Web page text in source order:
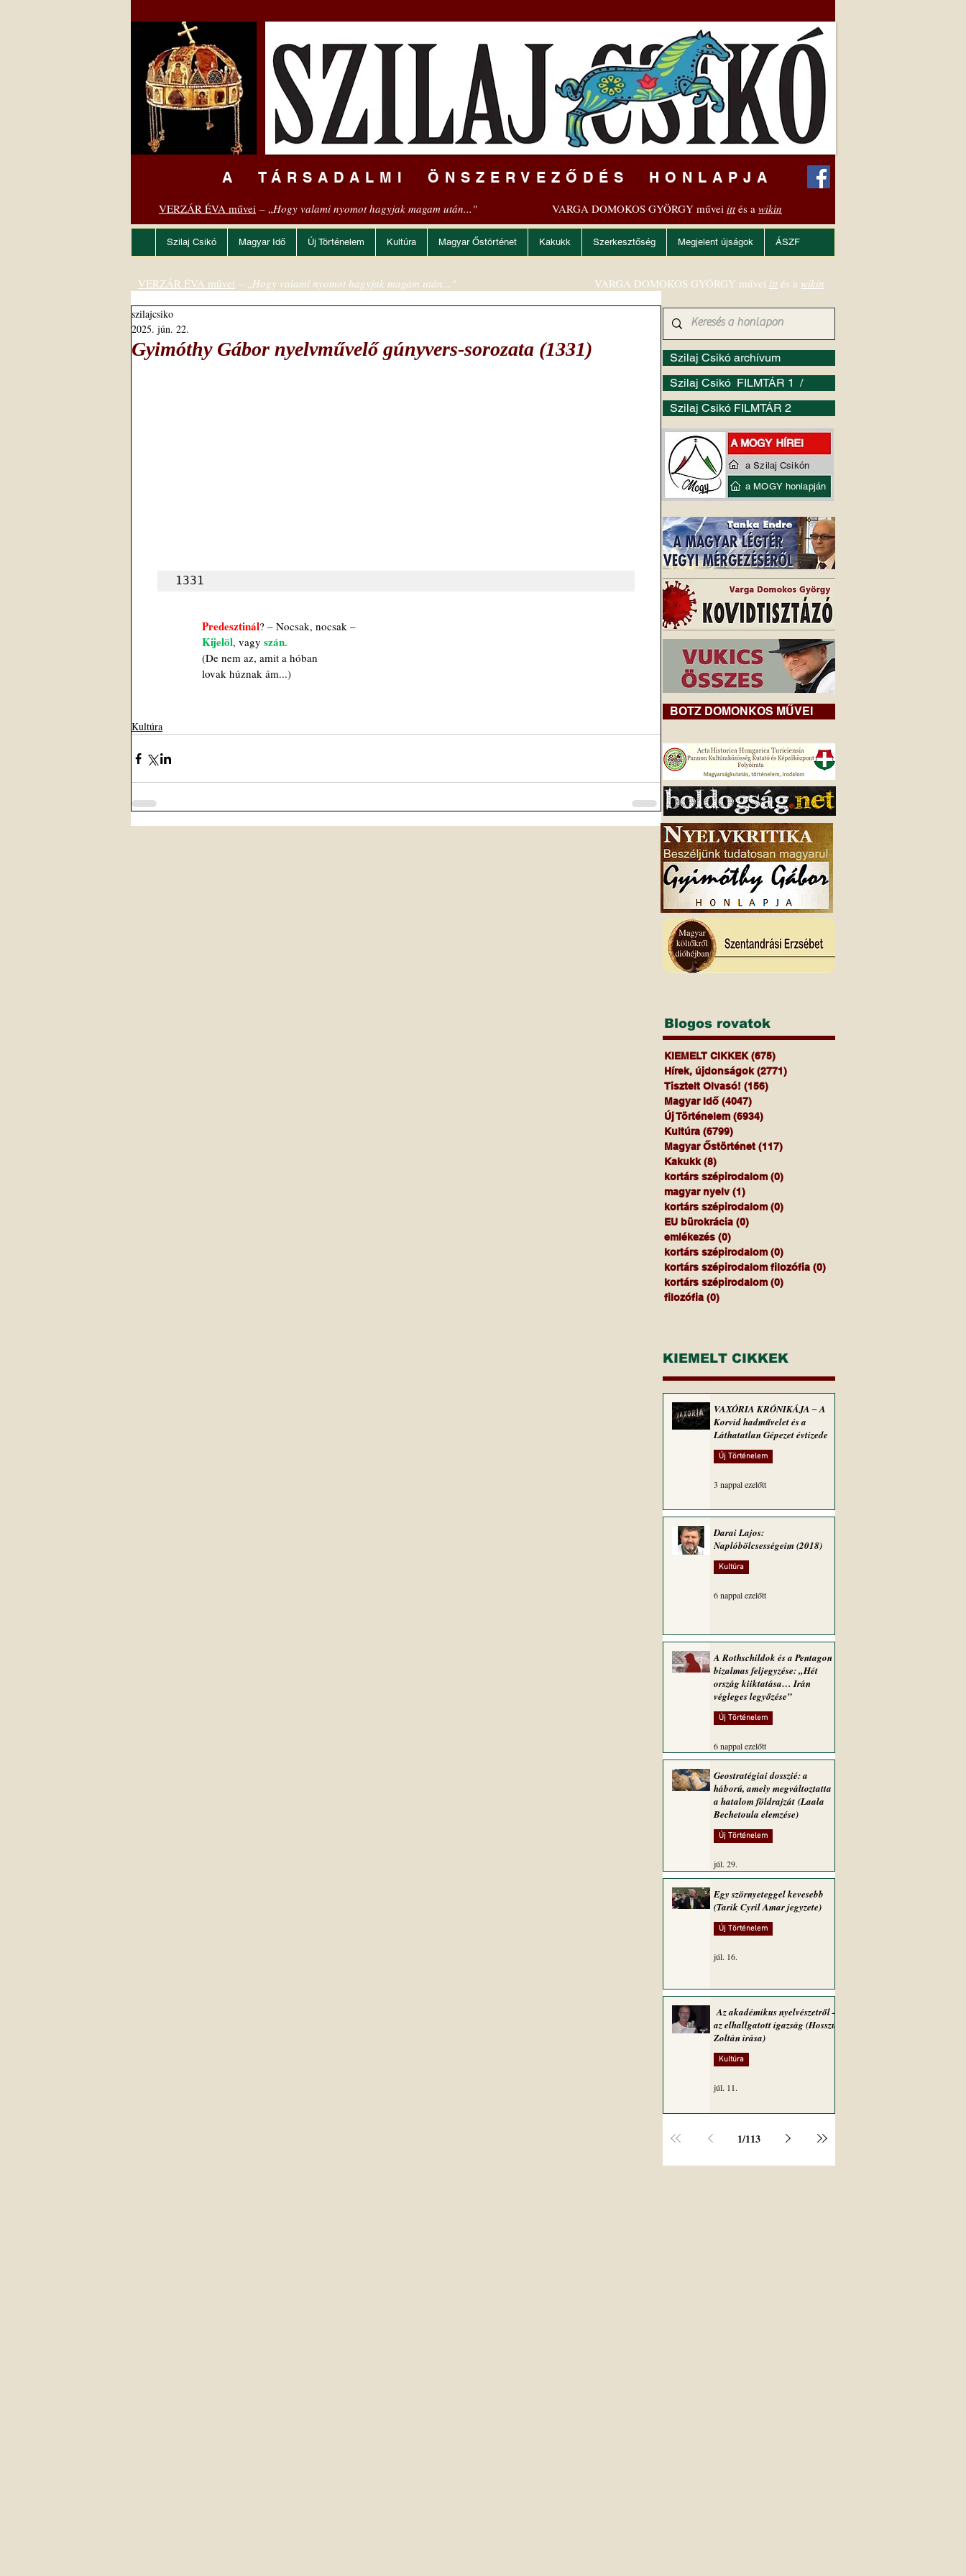
A TÁRSADALMI ÖNSZERVEZŐDÉS HONLAPJA
VERZÁR ÉVA művei – „Hogy valami nyomot hagyjak magam után..." VARGA DOMOKOS GYÖRGY művei ittés a wikin
Szilaj Csikó Magyar Idő Új Történelem Kultúra Magyar Őstörténet Kakukk Szerkesztőség Megjelent újságok ÁSZF
Gyimóthy Gábor nyelvművelő gúnyvers-sorozata (1331)
szilajcsiko
2025. jún. 22.
1331
Predesztinál? – Nocsak, nocsak –
Kijelöl, vagy szán.
(De nem az, amit a hóban
lovak húznak ám...)
Kultúra
Szilaj Csikó archívum
Szilaj Csikó FILMTÁR 1 /
Szilaj Csikó FILMTÁR 2
VERZÁR ÉVA művei – „Hogy valami nyomot hagyjak magam után..." VARGA DOMOKOS GYÖRGY művei itt és a wikin
BOTZ DOMONKOS MŰVEI
Blogos rovatok
KIEMELT CIKKEK (675)
Hírek, újdonságok (2771)
Tisztelt Olvasó! (156)
Magyar Idő (4047)
Új Történelem (6934)
Kultúra (6799)
Magyar Őstörténet (117)
Kakukk (8)
kortárs szépirodalom (0)
magyar nyelv (1)
kortárs szépirodalom (0)
EU bürokrácia (0)
emlékezés (0)
kortárs szépirodalom (0)
kortárs szépirodalom filozófia (0)
kortárs szépirodalom (0)
filozófia (0)
KIEMELT CIKKEK
VAXÓRIA KRÓNIKÁJA ‒ A
Korvid hadművelet és a
Láthatatlan Gépezet évtizede
Új Történelem
3 nappal ezelőtt
Darai Lajos:
Naplóbölcsességeim (2018)
Kultúra
6 nappal ezelőtt
A Rothschildok és a Pentagon
bizalmas feljegyzése: „Hét
ország kiiktatása… Irán
végleges legyőzése”
Új Történelem
6 nappal ezelőtt
Geostratégiai dosszié: a
háború, amely megváltoztatta
a hatalom földrajzát (Laala
Bechetoula elemzése)
Új Történelem
júl. 29.
Egy szörnyeteggel kevesebb
(Tarik Cyril Amar jegyzete)
Új Történelem
júl. 16.
Az akadémikus nyelvészetről –
az elhallgatott igazság (Hosszú
Zoltán írása)
Kultúra
júl. 11.
1/113
a Szilaj Csikón
a MOGY honlapján